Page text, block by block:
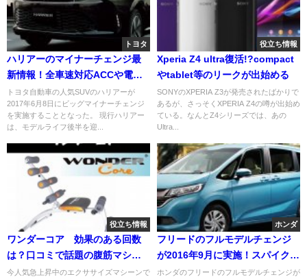
トヨタ
ハリアーのマイナーチェンジ最
新情報！全車速対応ACCや電動
パーキングブレーキ等、FMCに
せまる改良内容に注目
トヨタ自動車の人気SUVのハリアーが
2017年6月8日にビッグマイナーチェンジ
を実施することとなった。 現行ハリアー
は、モデルライフ後半を迎...
役立ち情報
Xperia Z4 ultra復活!?compact
やtablet等のリークが出始める
SONYのXPERIA Z3が発売されたばかりで
あるが、さっそくXPERIA Z4の噂が出始め
ている。なんとZ4シリーズでは、あの
Ultra...
役立ち情報
ワンダーコア 効果のある回数
は？口コミで話題の腹筋マシ
ン！
今人気急上昇中のエクササイズマシーンで
ホンダ
フリードのフルモデルチェンジ
が2016年9月に実施！スパイクは
フリード＋に名称変更
ホンダのフリードのフルモデルチェンジが